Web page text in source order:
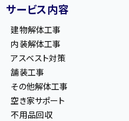
サービス内容
建物解体工事
内装解体工事
アスベスト対策
舗装工事
その他解体工事
空き家サポート
不用品回収